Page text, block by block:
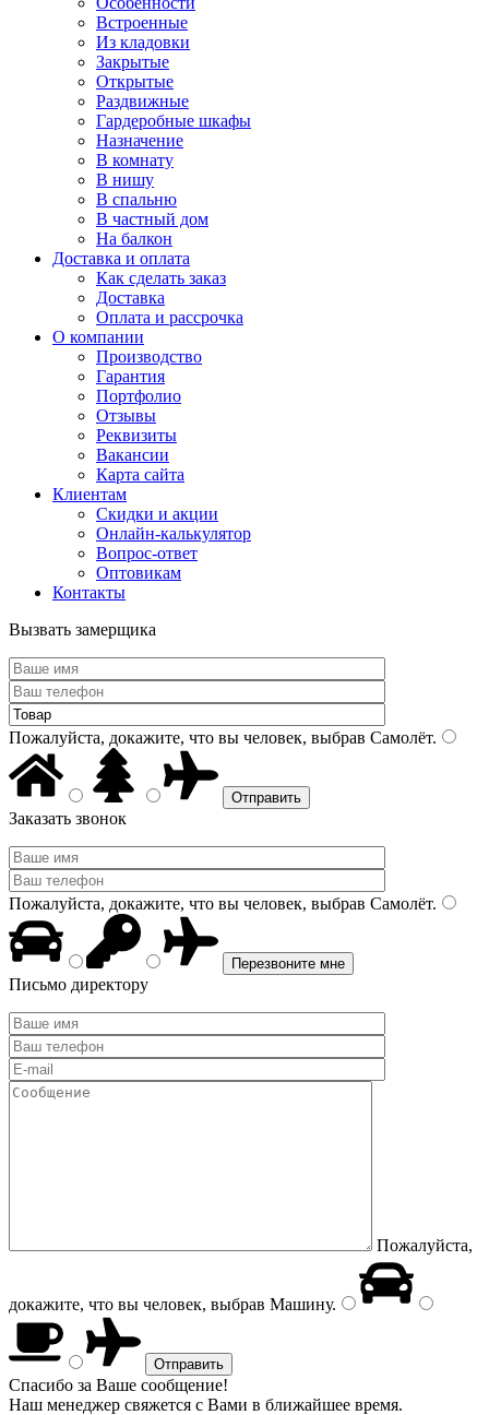
Встроенные
Из кладовки
Закрытые
Открытые
Раздвижные
Гардеробные шкафы
Назначение
В комнату
В нишу
В спальню
В частный дом
На балкон
Доставка и оплата
Как сделать заказ
Доставка
Оплата и рассрочка
О компании
Производство
Гарантия
Портфолио
Отзывы
Реквизиты
Вакансии
Карта сайта
Клиентам
Скидки и акции
Онлайн-калькулятор
Вопрос-ответ
Оптовикам
Контакты
Вызвать замерщика
Пожалуйста, докажите, что вы человек, выбрав Самолёт.
Заказать звонок
Пожалуйста, докажите, что вы человек, выбрав Самолёт.
Письмо директору
Пожалуйста,
докажите, что вы человек, выбрав Машину.
Спасибо за Ваше сообщение!
Наш менеджер свяжется с Вами в ближайшее время.